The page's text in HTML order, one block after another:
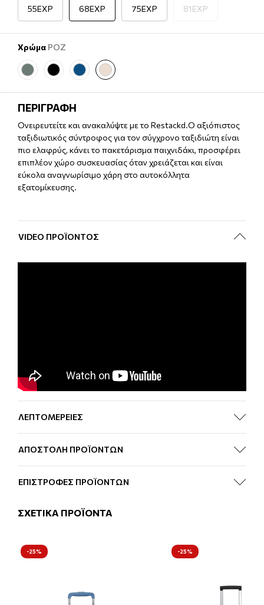
55EXP 68EXP 75EXP 81EXP
Χρώμα ΡΟΖ
ΠΕΡΙΓΡΑΦΗ
Ονειρευτείτε και ανακαλύψτε με το Restackd.Ο αξιόπιστος
ταξιδιωτικός σύντροφος για τον σύγχρονο ταξιδιώτη είναι
πιο ελαφρύς, κάνει το πακετάρισμα παιχνιδάκι, προσφέρει
επιπλέον χώρο συσκευασίας όταν χρειάζεται και είναι
εύκολα αναγνωρίσιμο χάρη στο αυτοκόλλητα
εξατομίκευσης.
VIDEO ΠΡΟΪΌΝΤΟΣ
ΛΕΠΤΟΜΕΡΕΙΕΣ
ΑΠΟΣΤΟΛΗ ΠΡΟΪΟΝΤΩΝ
ΕΠΙΣΤΡΟΦΕΣ ΠΡΟΪΟΝΤΩΝ
ΣΧΕΤΙΚΑ ΠΡΟΪΟΝΤΑ
-25% -25%